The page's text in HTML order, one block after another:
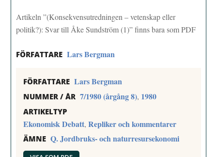
Artikeln ”(Konsekvensutredningen – vetenskap eller
politik?): Svar till Åke Sundström (1)” finns bara som PDF
FÖRFATTARE Lars Bergman
FÖRFATTARE Lars Bergman
NUMMER / ÅR 7/1980 (årgång 8), 1980
ARTIKELTYP
Ekonomisk Debatt,Repliker och kommentarer
ÄMNE Q. Jordbruks- och naturresursekonomi